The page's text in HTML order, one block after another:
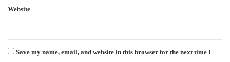
Website
Save my name, email, and website in this browser for the next time I